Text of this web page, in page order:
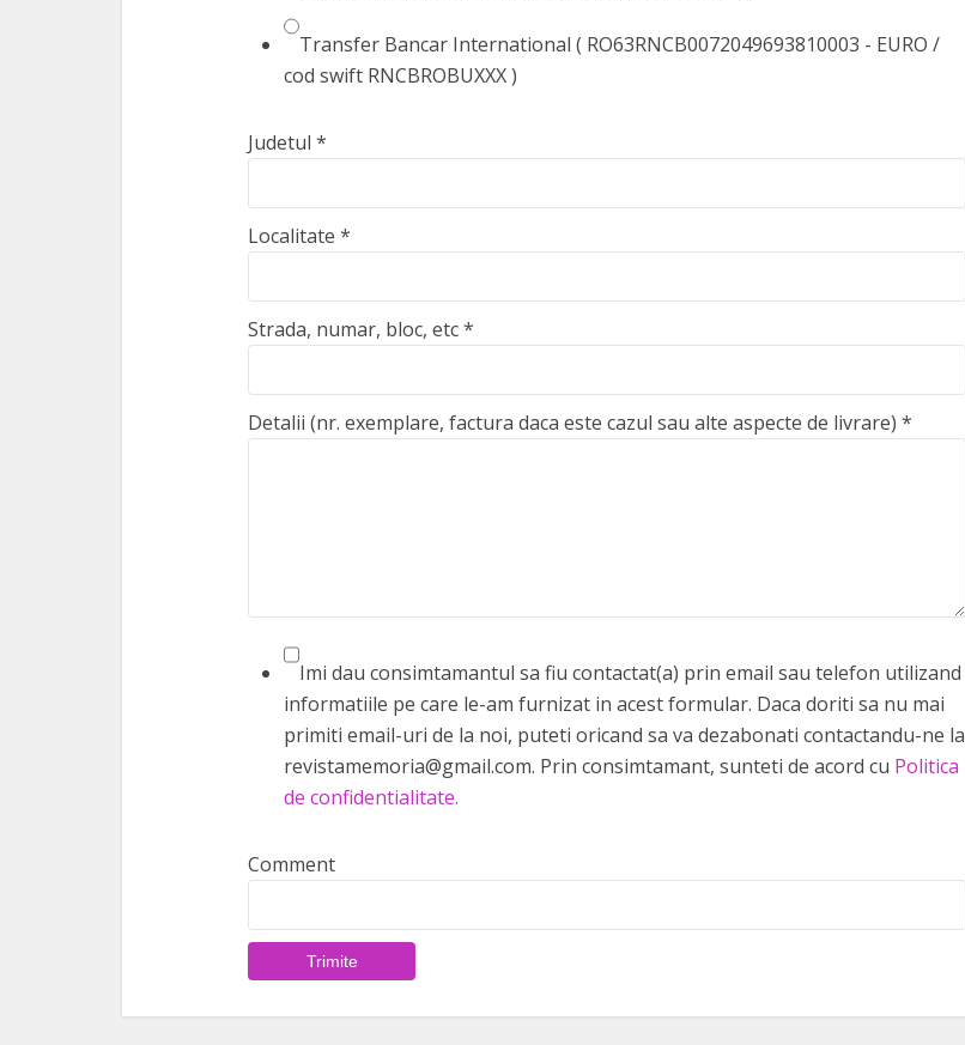
Transfer Bancar International ( RO63RNCB0072049693810003 - EURO /
cod swift RNCBROBUXXX )
Judetul *
Localitate *
Strada, numar, bloc, etc*
Detalii (nr. exemplare, factura daca este cazul sau alte aspecte de livrare) *
Imi dau consimtamantul sa fiu contactat(a) prin email sau telefon utilizand
informatiile pe care le-am furnizat in acest formular. Daca doriti sa nu mai
primiti email-uri de la noi, puteti oricand sa va dezabonati contactandu-ne la
revistamemoria@gmail.com. Prin consimtamant, sunteti de acord cu Politica
de confidentialitate.
Comment
Trimite